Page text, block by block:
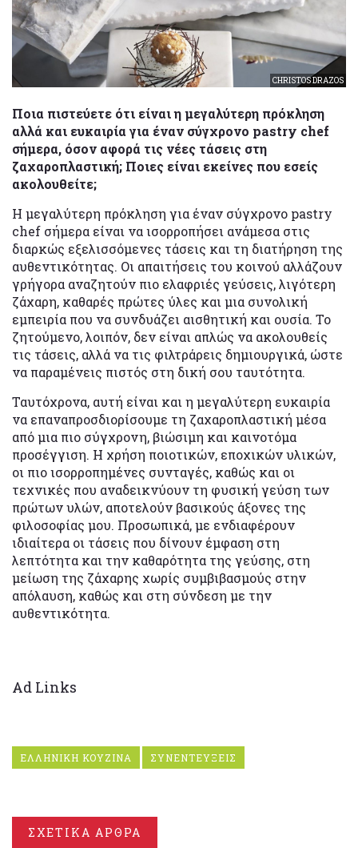
CHRISTOS DRAZOS
Ποια πιστεύετε ότι είναι η μεγαλύτερη πρόκληση
αλλά και ευκαιρία για έναν σύγχρονο pastry chef
σήμερα, όσον αφορά τις νέες τάσεις στη
ζαχαροπλαστική; Ποιες είναι εκείνες που εσείς
ακολουθείτε;
Η μεγαλύτερη πρόκληση για έναν σύγχρονο pastry
chef σήμερα είναι να ισορροπήσει ανάμεσα στις
διαρκώς εξελισσόμενες τάσεις και τη διατήρηση της
αυθεντικότητας. Οι απαιτήσεις του κοινού αλλάζουν
γρήγορα αναζητούν πιο ελαφριές γεύσεις, λιγότερη
ζάχαρη, καθαρές πρώτες ύλες και μια συνολική
εμπειρία που να συνδυάζει αισθητική και ουσία. Το
ζητούμενο, λοιπόν, δεν είναι απλώς να ακολουθείς
τις τάσεις, αλλά να τις φιλτράρεις δημιουργικά, ώστε
να παραμένεις πιστός στη δική σου ταυτότητα.
Ταυτόχρονα, αυτή είναι και η μεγαλύτερη ευκαιρία
να επαναπροσδιορίσουμε τη ζαχαροπλαστική μέσα
από μια πιο σύγχρονη, βιώσιμη και καινοτόμα
προσέγγιση. Η χρήση ποιοτικών, εποχικών υλικών,
οι πιο ισορροπημένες συνταγές, καθώς και οι
τεχνικές που αναδεικνύουν τη φυσική γεύση των
πρώτων υλών, αποτελούν βασικούς άξονες της
φιλοσοφίας μου. Προσωπικά, με ενδιαφέρουν
ιδιαίτερα οι τάσεις που δίνουν έμφαση στη
λεπτότητα και την καθαρότητα της γεύσης, στη
μείωση της ζάχαρης χωρίς συμβιβασμούς στην
απόλαυση, καθώς και στη σύνδεση με την
αυθεντικότητα.
Ad Links
ΕΛΛΗΝΙΚΗ ΚΟΥΖΙΝΑ ΣΥΝΕΝΤΕΥΞΕΙΣ
ΣΧΕΤΙΚΑ ΑΡΘΡΑ